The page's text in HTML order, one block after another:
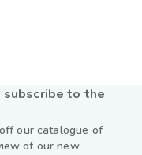
subscribe to the
our catalogue of
of our new